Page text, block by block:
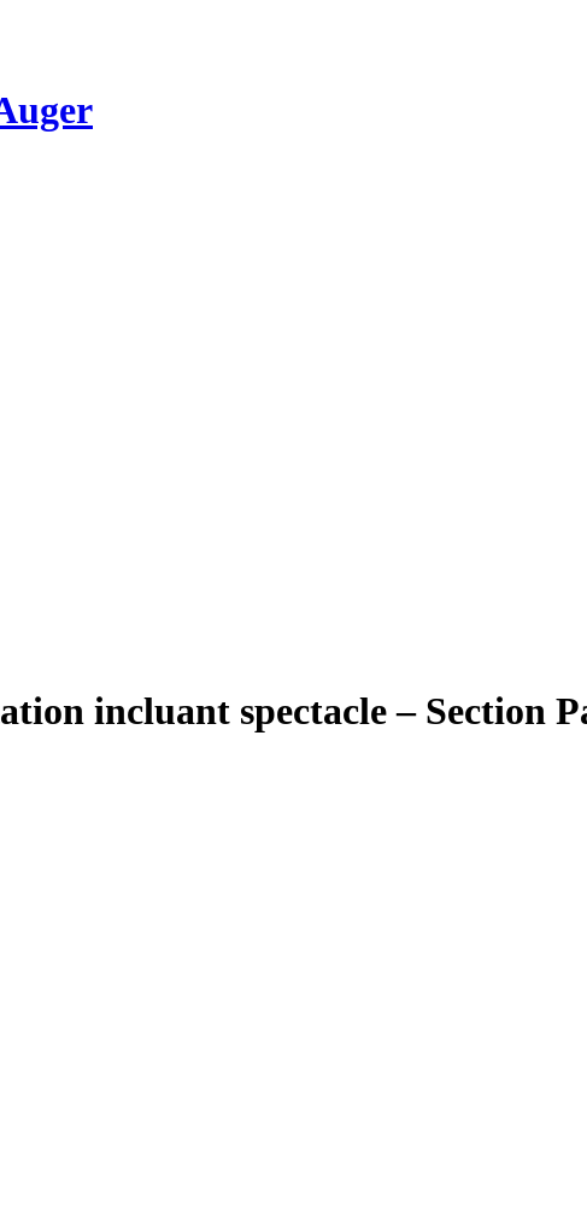
incluant spectacle – Section